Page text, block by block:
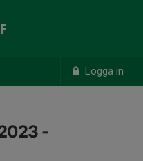
Logga in
-